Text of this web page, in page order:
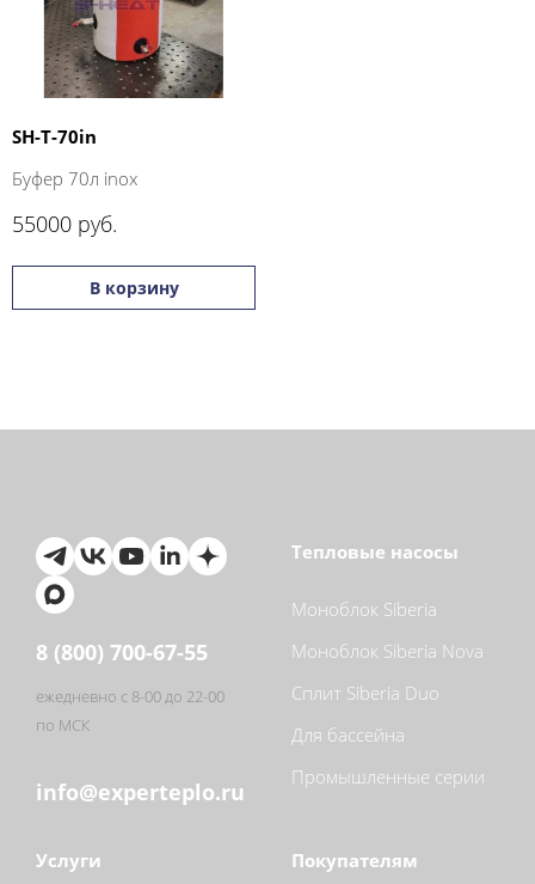
SH-T-70in
Буфер 70л inox
55000 руб.
В корзину
8 (800) 700-67-55
ежедневно с 8-00 до 22-00
по МСК
info@experteplo.ru
Тепловые насосы
Моноблок Siberia
Моноблок Siberia Nova
Сплит Siberia Duo
Для бассейна
Промышленные серии
Услуги Покупателям